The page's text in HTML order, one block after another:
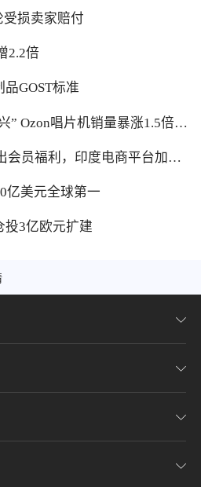
损卖家赔付
2.2倍
GOST标准
” Ozon唱片机销量暴涨1.5倍黑
会员福利，印度电商平台加码
亿美元全球第一
投3亿欧元扩建